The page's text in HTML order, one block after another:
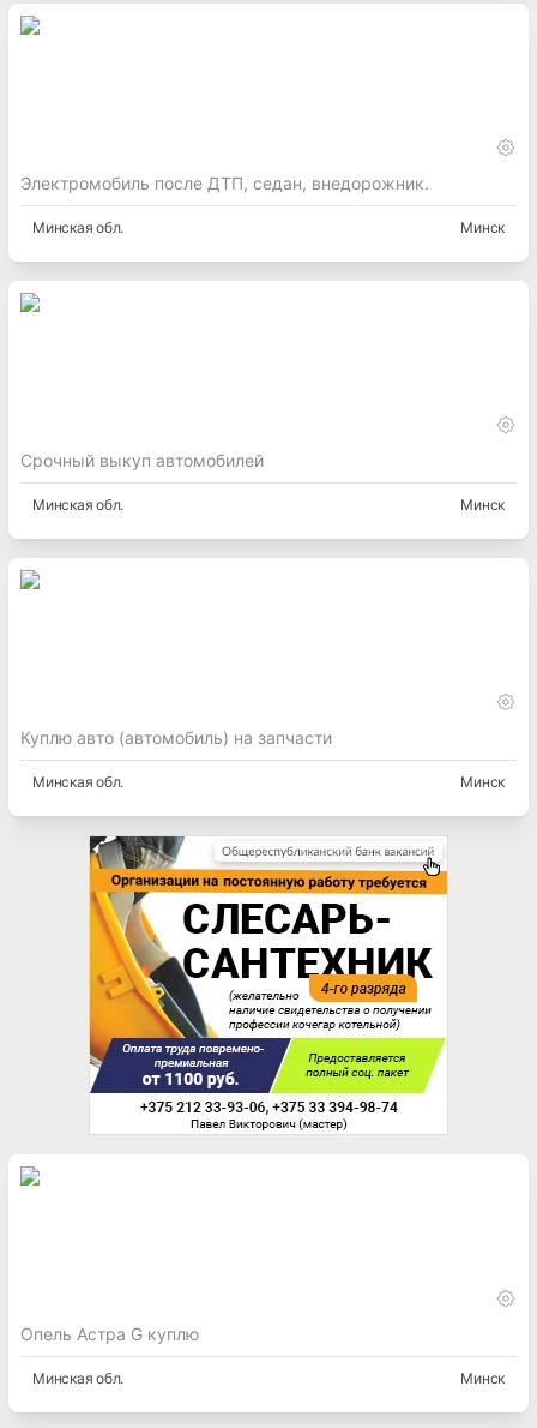
Электромобиль после ДТП, седан, внедорожник.
Минская обл. Минск
Срочный выкуп автомобилей
Минская обл. Минск
Куплю авто (автомобиль) на запчасти
Минская обл. Минск
Опель Астра G куплю
Минская обл. Минск